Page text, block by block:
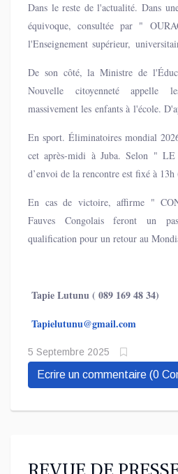
Kinshasa » et qui doivent être
Dans le reste de l'actualité. Dans
équivoque, consultée par "
l'Enseignement supérieur,
académique. La clôture
2025, initialement fixée au 6
au 13 septembre 2025, ultime
aucune cérémonie ne sera tolérée
De son côté, la Ministre de
Nouvelle citoyenneté appelle
massivement les enfants à l'école.
les enfants à l'école parce que
commencé les cours dans toutes les
En sport. Éliminatoires mondial
cet après-midi à Juba. Selon "
d’envoi de la rencontre est fixé à 13h
En cas de victoire, affirme "
Fauves Congolais feront un
qualification pour un retour au
Tapie Lutunu ( 089 169 48 34)
Tapielutunu@gmail.com
5 Septembre 2025
Ecrire un commentaire (0